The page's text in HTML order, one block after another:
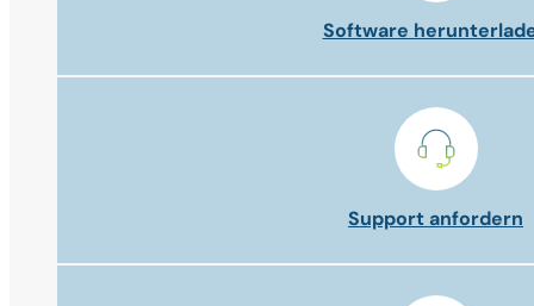
Software
Support anfordern